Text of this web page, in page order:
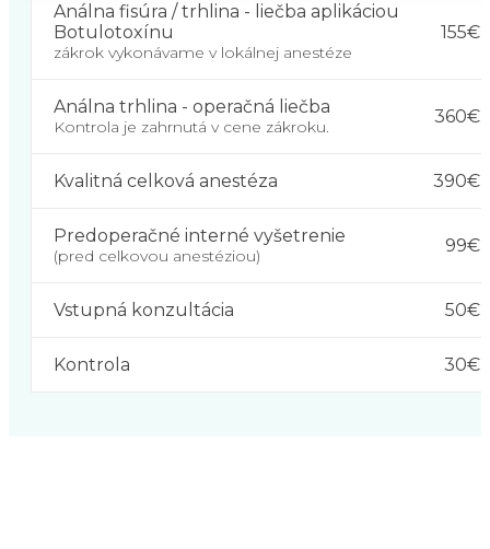
Análna fisúra / trhlina - liečba aplikáciou
Botulotoxínu
zákrok vykonávame v lokálnej anestéze
155€
Análna trhlina - operačná liečba
Kontrola je zahrnutá v cene zákroku. 360€
Kvalitná celková anestéza 390€
Predoperačné interné vyšetrenie
(pred celkovou anestéziou) 99€
Vstupná konzultácia 50€
Kontrola 30€